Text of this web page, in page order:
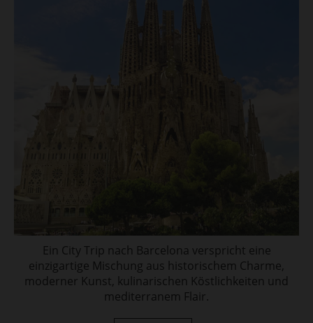
Ein City Trip nach Barcelona verspricht eine
einzigartige Mischung aus historischem Charme,
moderner Kunst, kulinarischen Köstlichkeiten und
mediterranem Flair.